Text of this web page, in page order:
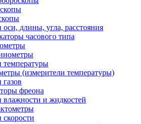
длины, угла, расстояния
часового типа
температуры
(измерители температуры)
фреона
влажности и жидкостей